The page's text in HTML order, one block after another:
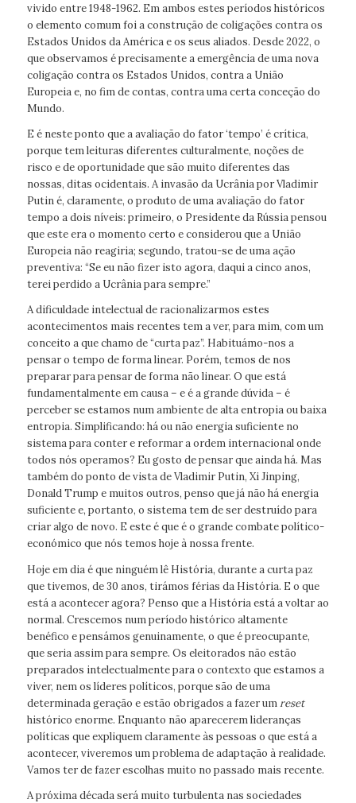
vivido entre 1948-1962. Em ambos estes períodos históricos
o elemento comum foi a construção de coligações contra os
Estados Unidos da América e os seus aliados. Desde 2022, o
que observamos é precisamente a emergência de uma nova
coligação contra os Estados Unidos, contra a União
Europeia e, no fim de contas, contra uma certa conceção do
Mundo.
E é neste ponto que a avaliação do fator ‘tempo’ é crítica,
porque tem leituras diferentes culturalmente, noções de
risco e de oportunidade que são muito diferentes das
nossas, ditas ocidentais. A invasão da Ucrânia por Vladimir
Putin é, claramente, o produto de uma avaliação do fator
tempo a dois níveis: primeiro, o Presidente da Rússia pensou
que este era o momento certo e considerou que a União
Europeia não reagiria; segundo, tratou-se de uma ação
preventiva: “Se eu não fizer isto agora, daqui a cinco anos,
terei perdido a Ucrânia para sempre.”
A dificuldade intelectual de racionalizarmos estes
acontecimentos mais recentes tem a ver, para mim, com um
conceito a que chamo de “curta paz”. Habituámo-nos a
pensar o tempo de forma linear. Porém, temos de nos
preparar para pensar de forma não linear. O que está
fundamentalmente em causa – e é a grande dúvida – é
perceber se estamos num ambiente de alta entropia ou baixa
entropia. Simplificando: há ou não energia suficiente no
sistema para conter e reformar a ordem internacional onde
todos nós operamos? Eu gosto de pensar que ainda há. Mas
também do ponto de vista de Vladimir Putin, Xi Jinping,
Donald Trump e muitos outros, penso que já não há energia
suficiente e, portanto, o sistema tem de ser destruído para
criar algo de novo. E este é que é o grande combate político-
económico que nós temos hoje à nossa frente.
Hoje em dia é que ninguém lê História, durante a curta paz
que tivemos, de 30 anos, tirámos férias da História. E o que
está a acontecer agora? Penso que a História está a voltar ao
normal. Crescemos num período histórico altamente
benéfico e pensámos genuinamente, o que é preocupante,
que seria assim para sempre. Os eleitorados não estão
preparados intelectualmente para o contexto que estamos a
viver, nem os líderes políticos, porque são de uma
determinada geração e estão obrigados a fazer umreset
histórico enorme. Enquanto não aparecerem lideranças
políticas que expliquem claramente às pessoas o que está a
acontecer, viveremos um problema de adaptação à realidade.
Vamos ter de fazer escolhas muito no passado mais recente.
A próxima década será muito turbulenta nas sociedades